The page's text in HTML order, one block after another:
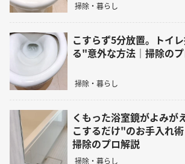
掃除・暮らし
こすらず5分放置。トイ
る"意外な方法｜掃除の
掃除・暮らし
くもった浴室鏡がよみが
こするだけ"のお手入れ術
掃除のプロ解説
掃除・暮らし